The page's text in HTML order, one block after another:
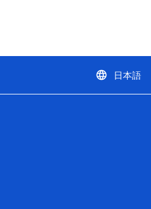
language 日本語